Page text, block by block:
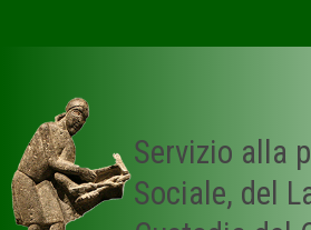
Servizio alla
Sociale, del